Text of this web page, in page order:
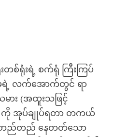
စ်ရုံးရဲ့ စက်ရုံ ကြီးကြပ်
မရဲ့ လက်အောက်တွင် ရာ
မား (အထူးသဖြင့်
) ကို အုပ်ချုပ်ရတာ တကယ်
တည်တည် နေတတ်သော